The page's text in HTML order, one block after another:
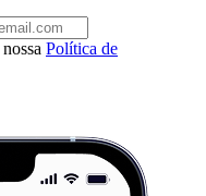
Política de